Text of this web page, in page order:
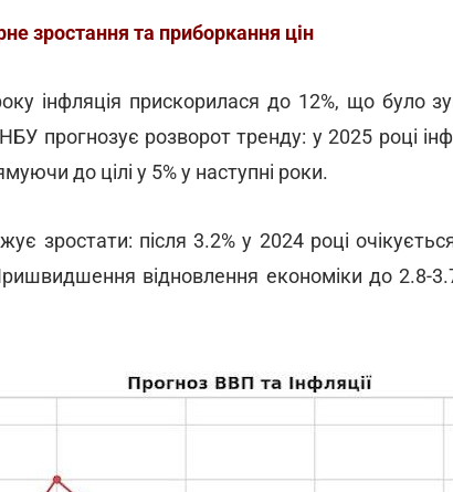
зростання та приборкання цін
інфляція прискорилася до 12%, що було
прогнозує розворот тренду: у 2025 році
до цілі у 5% у наступні роки.
зростати: після 3.2% у 2024 році
відновлення економіки до 2.8-